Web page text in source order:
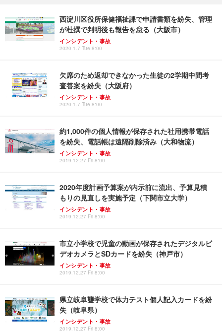
西淀川区役所保健福祉課で申請書類を紛失、管理
が杜撰で判明後も報告を怠る（大阪市）
インシデント・事故
2020.1.7 Tue 8:00
欠席のため返却できなかった生徒の2学期中間考
査答案を紛失（大阪府）
インシデント・事故
2020.1.7 Tue 8:00
約1,000件の個人情報が保存された社用携帯電話
を紛失、電話帳は遠隔削除済み（大和物流）
インシデント・事故
2019.12.27 Fri 8:00
2020年度計画予算案が内示前に流出、予算見積
もりの見直しを実施予定（下関市立大学）
インシデント・事故
2019.12.27 Fri 8:00
市立小学校で児童の動画が保存されたデジタルビ
デオカメラとSDカードを紛失（神戸市）
インシデント・事故
2019.12.27 Fri 8:00
県立岐阜聾学校で体力テスト個人記入カードを紛
失（岐阜県）
インシデント・事故
2019.12.27 Fri 8:00